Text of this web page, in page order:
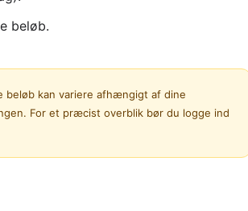
beløb.
beløb kan variere afhængigt af dine
For et præcist overblik bør du logge ind